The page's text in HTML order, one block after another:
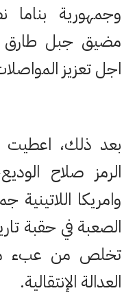
وجمهورية بناما
مضيق جبل طارق
اجل تعزيز
بعد ذلك، اعطيت
الرمز صلاح
وامريكا
الصعبة في حقبة
تخلص من عبء
العدالة الإنتقالية.